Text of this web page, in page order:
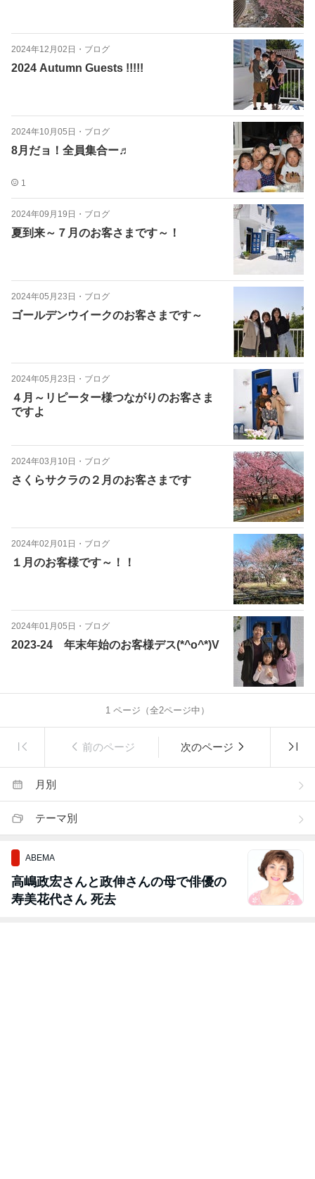
2024年12月02日 ・ ブログ
2024 Autumn Guests !!!!!
2024年10月05日 ・ ブログ
8月だョ！全員集合ー♬
1
2024年09月19日 ・ ブログ
夏到来～７月のお客さまです～！
2024年05月23日 ・ ブログ
ゴールデンウイークのお客さまです～
2024年05月23日 ・ ブログ
４月～リピーター様つながりのお客さま
ですよ
2024年03月10日 ・ ブログ
さくらサクラの２月のお客さまです
2024年02月01日 ・ ブログ
１月のお客様です～！！
2024年01月05日 ・ ブログ
2023-24 年末年始のお客様デス(*^o^*)V
1 ページ（全2ページ中）
前のページ 次のページ
月別
テーマ別
ABEMA
高嶋政宏さんと政伸さんの母で俳優の
寿美花代さん 死去